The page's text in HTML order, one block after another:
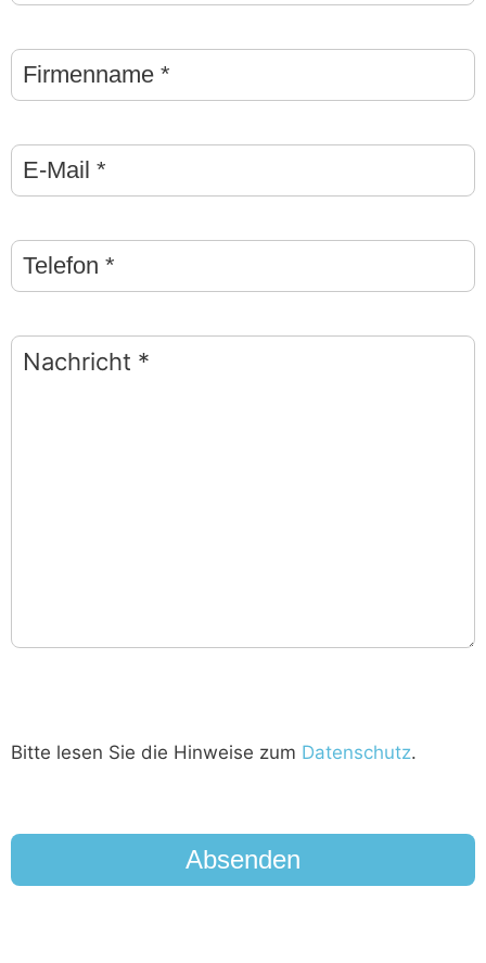
Firmenname
(*)
E-
MailStern
(*)
Telefon
(*)
Nachricht
(*)
Bitte lesen Sie die Hinweise zum Datenschutz.